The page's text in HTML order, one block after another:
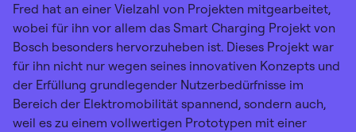
Fred hat an einer Vielzahl von Projekten mitgearbeitet,
wobei für ihn vor allem das Smart Charging Projekt von
Bosch besonders hervorzuheben ist. Dieses Projekt war
für ihn nicht nur wegen seines innovativen Konzepts und
der Erfüllung grundlegender Nutzerbedürfnisse im
Bereich der Elektromobilität spannend, sondern auch,
weil es zu einem vollwertigen Prototypen mit einer